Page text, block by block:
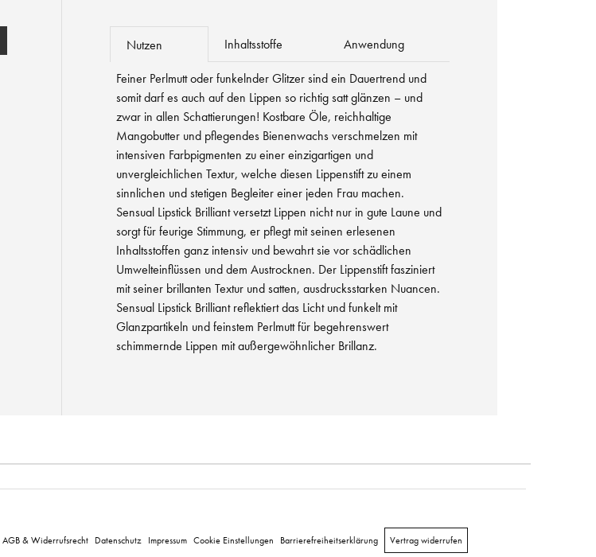
Nutzen Inhaltsstoffe Anwendung
Feiner Perlmutt oder funkelnder Glitzer sind ein Dauertrend und
somit darf es auch auf den Lippen so richtig satt glänzen – und
zwar in allen Schattierungen! Kostbare Öle, reichhaltige
Mangobutter und pflegendes Bienenwachs verschmelzen mit
intensiven Farbpigmenten zu einer einzigartigen und
unvergleichlichen Textur, welche diesen Lippenstift zu einem
sinnlichen und stetigen Begleiter einer jeden Frau machen.
Sensual Lipstick Brilliant versetzt Lippen nicht nur in gute Laune und
sorgt für feurige Stimmung, er pflegt mit seinen erlesenen
Inhaltsstoffen ganz intensiv und bewahrt sie vor schädlichen
Umwelteinflüssen und dem Austrocknen. Der Lippenstift fasziniert
mit seiner brillanten Textur und satten, ausdrucksstarken Nuancen.
Sensual Lipstick Brilliant reflektiert das Licht und funkelt mit
Glanzpartikeln und feinstem Perlmutt für begehrenswert
schimmernde Lippen mit außergewöhnlicher Brillanz.
AGB & Widerrufsrecht Datenschutz Impressum Cookie Einstellungen Barrierefreiheitserklärung Vertrag widerrufen